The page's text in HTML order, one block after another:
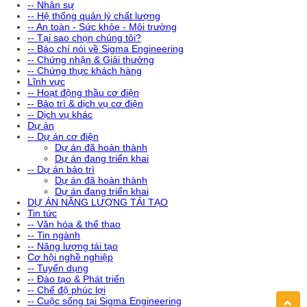
-- Nhân sự
-- Hệ thống quản lý chất lượng
-- An toàn - Sức khỏe - Môi trường
-- Tại sao chọn chúng tôi?
-- Báo chí nói về Sigma Engineering
-- Chứng nhận & Giải thưởng
-- Chứng thực khách hàng
Lĩnh vực
-- Hoạt động thầu cơ điện
-- Bảo trì & dịch vụ cơ điện
-- Dịch vụ khác
Dự án
-- Dự án cơ điện
Dự án đã hoàn thành
Dự án đang triển khai
-- Dự án bảo trì
Dự án đã hoàn thành
Dự án đang triển khai
DỰ ÁN NĂNG LƯỢNG TÁI TẠO
Tin tức
-- Văn hóa & thể thao
-- Tin ngành
-- Năng lượng tái tạo
Cơ hội nghề nghiệp
-- Tuyển dụng
-- Đào tạo & Phát triển
-- Chế độ phúc lợi
-- Cuộc sống tại Sigma Engineering